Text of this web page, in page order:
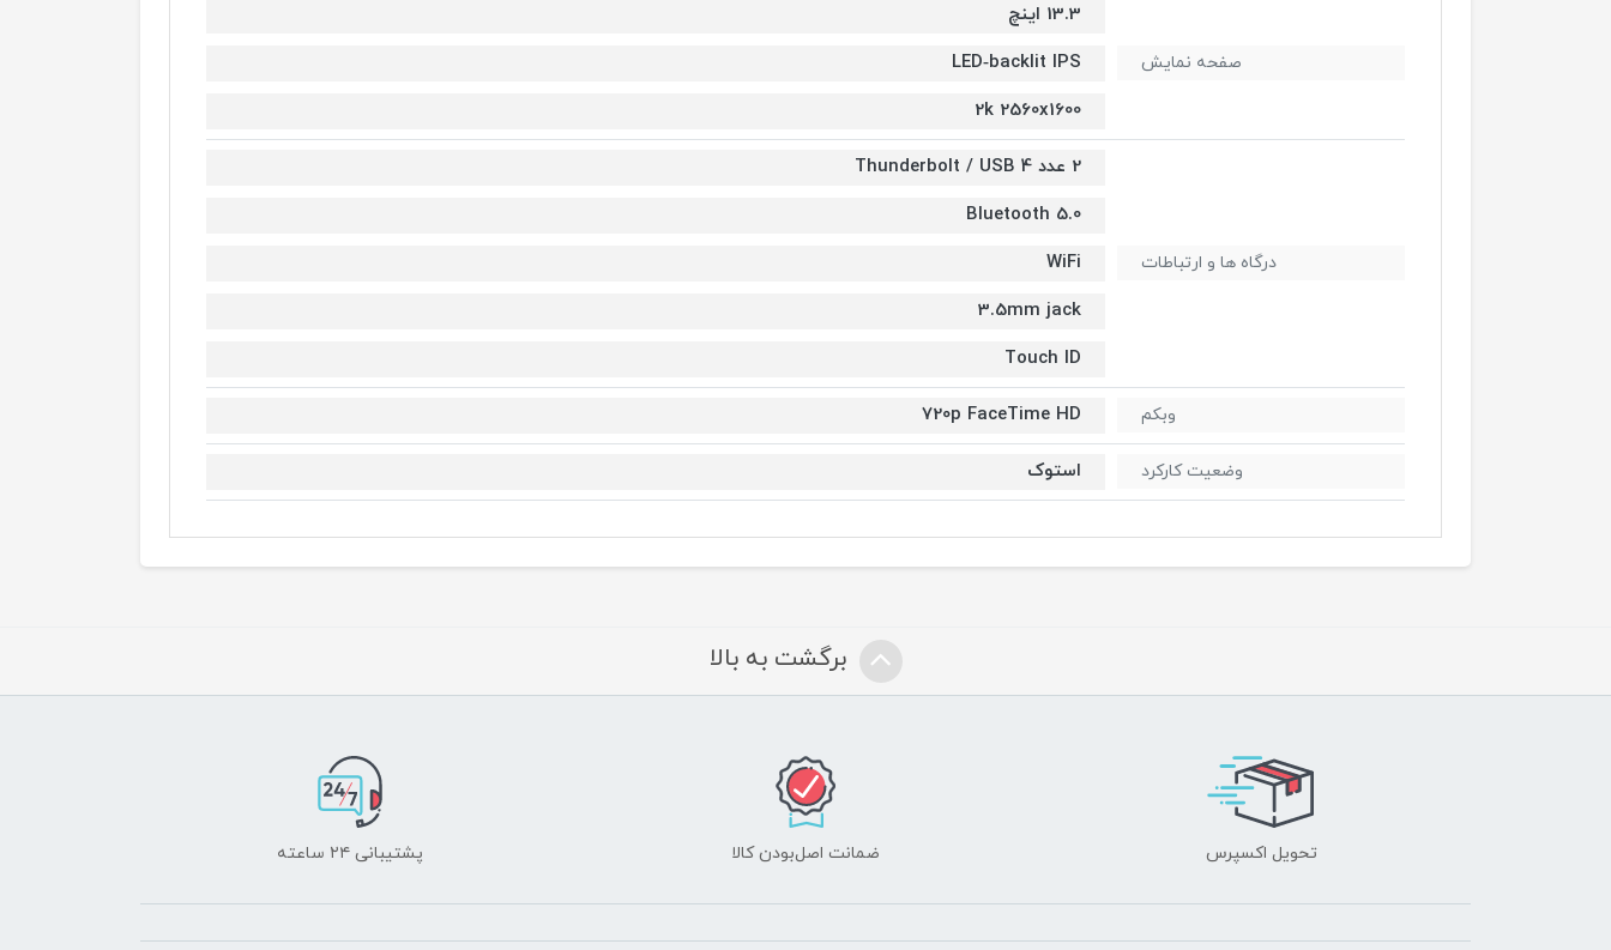
صفحه نمایش
13.3 اینچ
LED‑backlit IPS
2k 2560x1600
درگاه ها و ارتباطات
2 عدد Thunderbolt / USB 4
Bluetooth 5.0
WiFi
3.5mm jack
Touch ID
وبکم 720p FaceTime HD
وضعیت کارکرد استوک
برگشت به بالا
تحویل اکسپرس ضمانت اصل‌بودن کالا پشتیبانی ۲۴ ساعته